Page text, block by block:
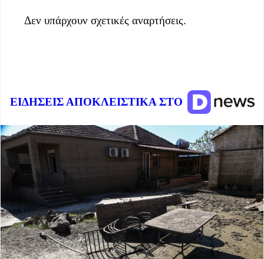
Δεν υπάρχουν σχετικές αναρτήσεις.
ΕΙΔΗΣΕΙΣ ΑΠΟΚΛΕΙΣΤΙΚΑ ΣΤΟ